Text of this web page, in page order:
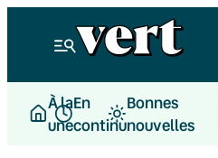
À la
une
En
continu
Bonnes
nouvelles